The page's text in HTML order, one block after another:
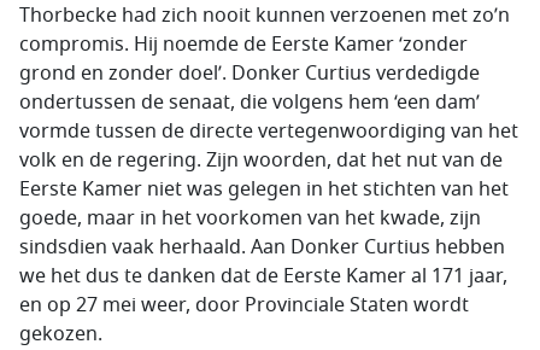
Thorbecke had zich nooit kunnen verzoenen met zo’n
compromis. Hij noemde de Eerste Kamer ‘zonder
grond en zonder doel’. Donker Curtius verdedigde
ondertussen de senaat, die volgens hem ‘een dam’
vormde tussen de directe vertegenwoordiging van het
volk en de regering. Zijn woorden, dat het nut van de
Eerste Kamer niet was gelegen in het stichten van het
goede, maar in het voorkomen van het kwade, zijn
sindsdien vaak herhaald. Aan Donker Curtius hebben
we het dus te danken dat de Eerste Kamer al 171 jaar,
en op 27 mei weer, door Provinciale Staten wordt
gekozen.